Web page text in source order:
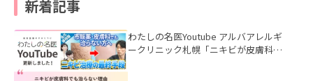
新着記事
わたしの名医Youtube アルバアレルギ
ークリニック札幌「ニキビが皮膚科で